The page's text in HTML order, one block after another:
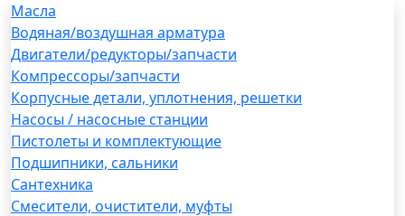
Масла
Водяная/воздушная арматура
Двигатели/редукторы/запчасти
Компрессоры/запчасти
Корпусные детали, уплотнения, решетки
Насосы / насосные станции
Пистолеты и комплектующие
Подшипники, сальники
Сантехника
Смесители, очистители, муфты